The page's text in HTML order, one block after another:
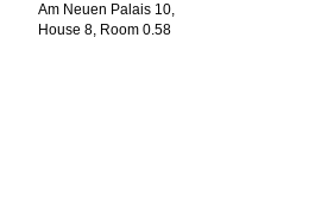
Am Neuen Palais 10,
House 8, Room 0.58